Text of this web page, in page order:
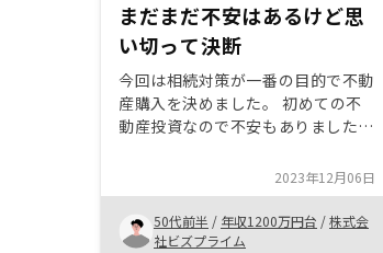
まだまだ不安はあるけど思
い切って決断
今回は相続対策が一番の目的で不動
産購入を決めました。 初めての不
動産投資なので不安もありました
ると感じ思い切って始めました。
生命保険代わりにもなり節税も出来
るので購入を検討している方に進め
たいとおもいます。
2023年12月06日
50代前半 / 年収1200万円台 /株式会
社ビズプライム